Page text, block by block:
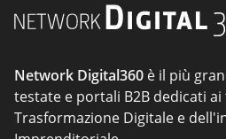
Network Digital360 è il più
testate e portali B2B dedicati
Trasformazione Digitale e